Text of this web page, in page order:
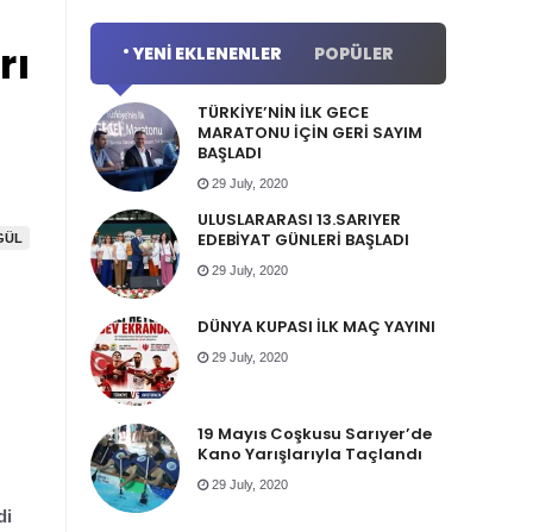
YENI EKLENENLER POPÜLER
TÜRKİYE’NİN İLK GECE
MARATONU İÇİN GERİ SAYIM
BAŞLADI
29 July, 2020
ULUSLARARASI 13.SARIYER
EDEBİYAT GÜNLERİ BAŞLADI
29 July, 2020
DÜNYA KUPASI İLK MAÇ YAYINI
29 July, 2020
19 Mayıs Coşkusu Sarıyer’de
Kano Yarışlarıyla Taçlandı
29 July, 2020